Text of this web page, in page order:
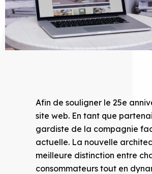
Afin de souligner le 25e
site web. En tant que
gardiste de la compagnie
actuelle. La nouvelle
meilleure distinction entre
consommateurs tout en